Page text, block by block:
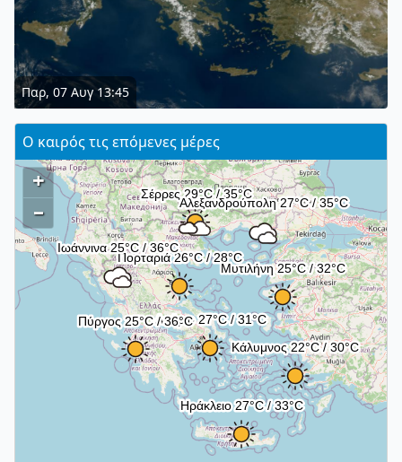
Παρ, 07 Αυγ 13:45
Ο καιρός τις επόμενες μέρες
+
–